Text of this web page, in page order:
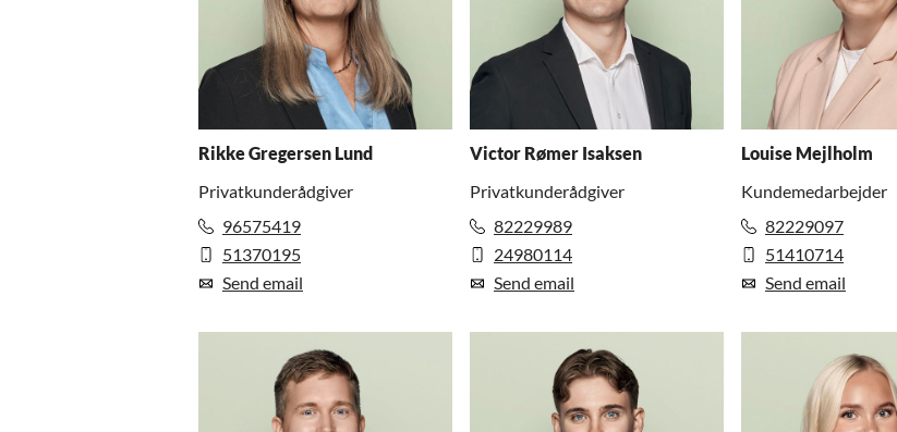
Rikke Gregersen Lund
Privatkunderådgiver
96575419
51370195
Send email
Victor Rømer Isaksen
Privatkunderådgiver
82229989
24980114
Send email
Louise Mejlholm
Kundemedarbejder
82229097
51410714
Send email